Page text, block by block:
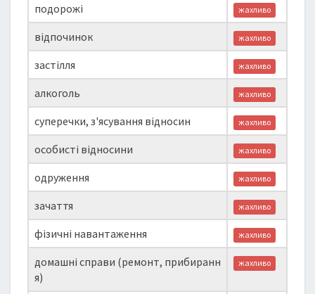
подорожі жахливо
відпочинок жахливо
застілля жахливо
алкоголь жахливо
суперечки, з'ясування відносин жахливо
особисті відносини жахливо
одруження жахливо
зачаття жахливо
фізичні навантаження жахливо
домашні справи (ремонт, прибиранн
я)
жахливо